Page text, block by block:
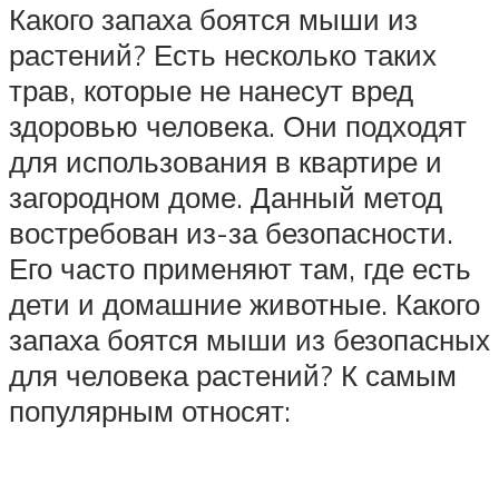
Какого запаха боятся мыши из
растений? Есть несколько таких
трав, которые не нанесут вред
здоровью человека. Они подходят
для использования в квартире и
загородном доме. Данный метод
востребован из-за безопасности.
Его часто применяют там, где есть
дети и домашние животные. Какого
запаха боятся мыши из безопасных
для человека растений? К самым
популярным относят: